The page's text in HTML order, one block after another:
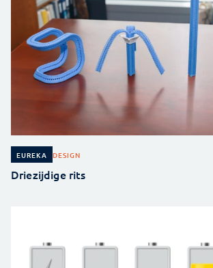
EUREKA DESIGN
Driezijdige rits